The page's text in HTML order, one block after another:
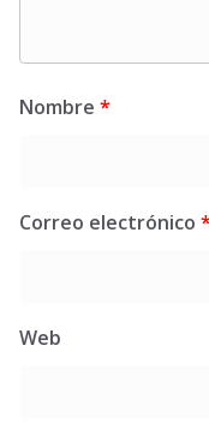
Nombre *
Correo electrónico *
Web